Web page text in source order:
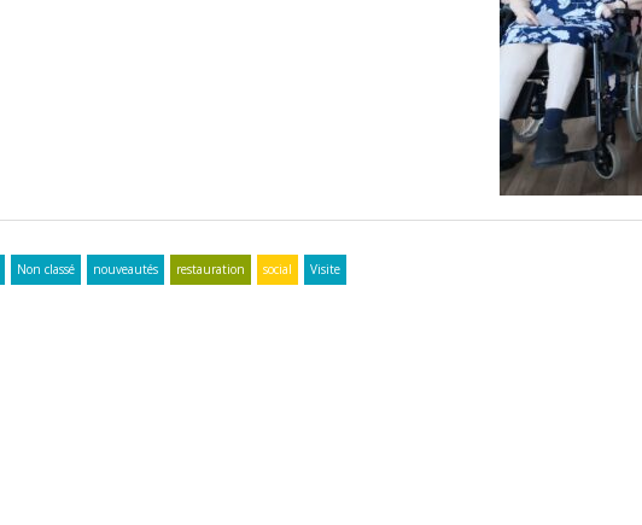
Non classé nouveautés restauration social Visite